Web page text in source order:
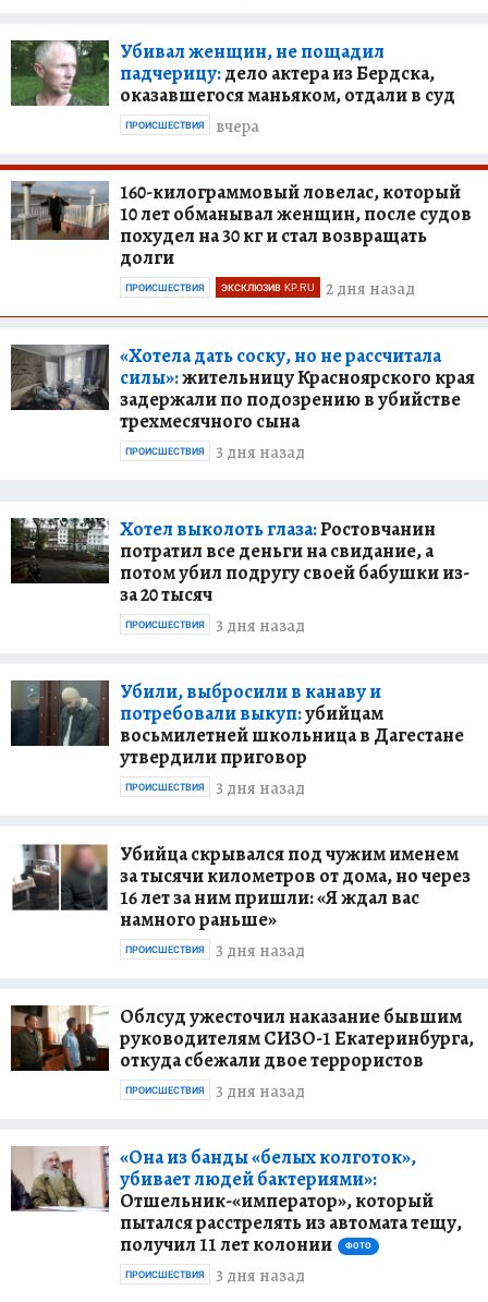
Убивал женщин, не пощадил
падчерицу:дело актера из Бердска,
оказавшегося маньяком, отдали в суд
вчера
ПРОИСШЕСТВИЯ
160-килограммовый ловелас, который
10 лет обманывал женщин, после судов
похудел на 30 кг и стал возвращать
долги
2 дня назад
ПРОИСШЕСТВИЯ ЭКСКЛЮЗИВ KP.RU
«Хотела дать соску, но не рассчитала
силы»:жительницу Красноярского края
задержали по подозрению в убийстве
трехмесячного сына
3 дня назад
ПРОИСШЕСТВИЯ
Хотел выколоть глаза:Ростовчанин
потратил все деньги на свидание, а
потом убил подругу своей бабушки из-
за 20 тысяч
3 дня назад
ПРОИСШЕСТВИЯ
Убили, выбросили в канаву и
потребовали выкуп:убийцам
восьмилетней школьница в Дагестане
утвердили приговор
3 дня назад
ПРОИСШЕСТВИЯ
Убийца скрывался под чужим именем
за тысячи километров от дома, но через
16 лет за ним пришли: «Я ждал вас
намного раньше»
3 дня назад
ПРОИСШЕСТВИЯ
Облсуд ужесточил наказание бывшим
руководителям СИЗО-1 Екатеринбурга,
откуда сбежали двое террористов
3 дня назад
ПРОИСШЕСТВИЯ
«Она из банды «белых колготок»,
убивает людей бактериями»:
Отшельник-«император», который
пытался расстрелять из автомата тещу,
получил 11 лет колонии
ФОТО
3 дня назад
ПРОИСШЕСТВИЯ